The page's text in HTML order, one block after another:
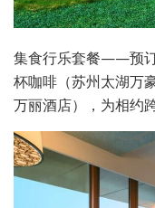
集食行乐套餐——预
杯咖啡（苏州太湖万
万丽酒店），为相约